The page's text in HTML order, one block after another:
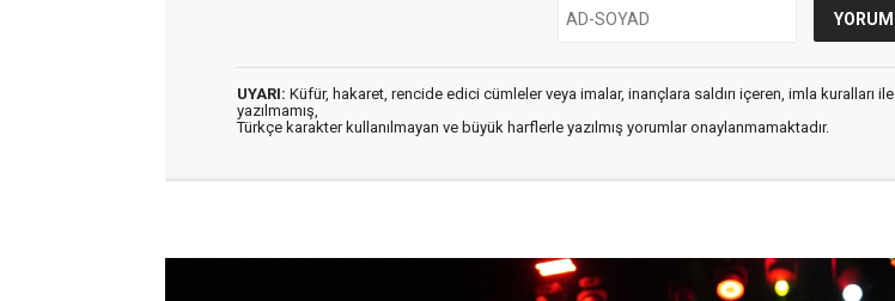
UYARI: Küfür, hakaret, rencide edici cümleler veya imalar, inançlara saldırı içeren, imla kuralları ile
yazılmamış,
Türkçe karakter kullanılmayan ve büyük harflerle yazılmış yorumlar onaylanmamaktadır.